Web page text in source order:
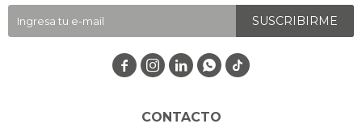
CONTACTO
SUSCRIBIRME
   